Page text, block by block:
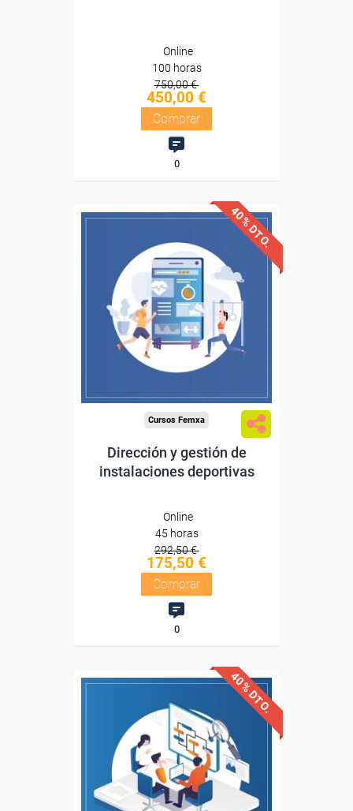
Online
100 horas
750,00 €
450,00 €
Comprar
0
40% DTO.
Descuentos especiales
Sin requisitos de acceso
Diploma
Cursos Femxa
Dirección y gestión de
instalaciones deportivas
Online
45 horas
292,50 €
175,50 €
Comprar
0
40% DTO.
Descuentos especiales
Sin requisitos de acceso
Diploma